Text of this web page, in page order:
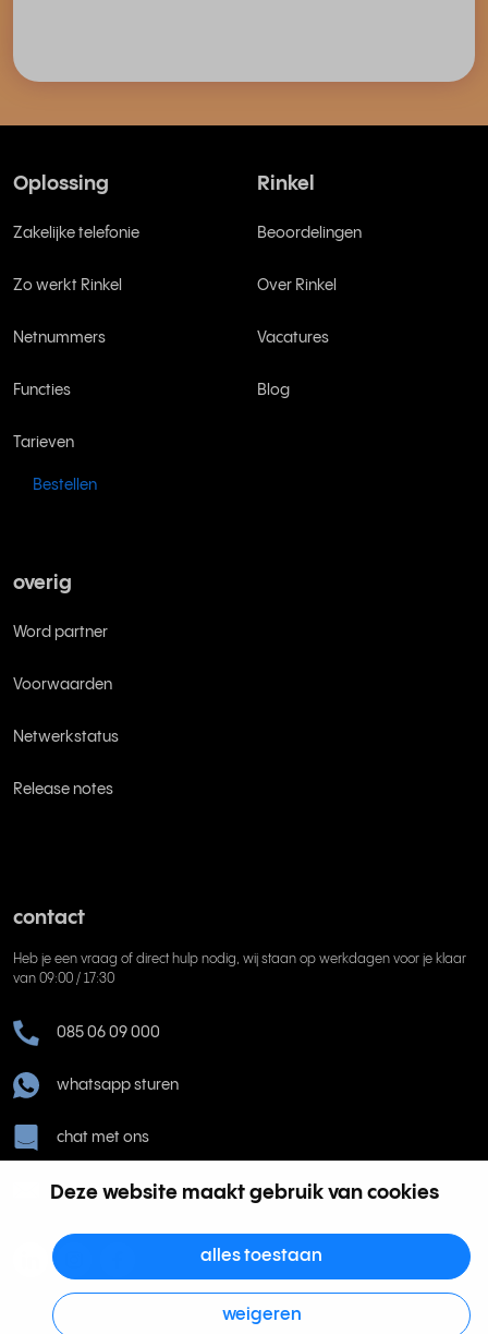
Deze website maakt gebruik van cookies
alles toestaan
weigeren
Oplossing
Zakelijke telefonie
Zo werkt Rinkel
Netnummers
Functies
Tarieven
Bestellen
Rinkel
Beoordelingen
Over Rinkel
Vacatures
Blog
overig
Word partner
Voorwaarden
Netwerkstatus
Release notes
contact
Heb je een vraag of direct hulp nodig, wij staan op werkdagen voor je klaar
van 09:00 / 17:30
085 06 09 000
whatsapp sturen
chat met ons
help@rinkel.nl